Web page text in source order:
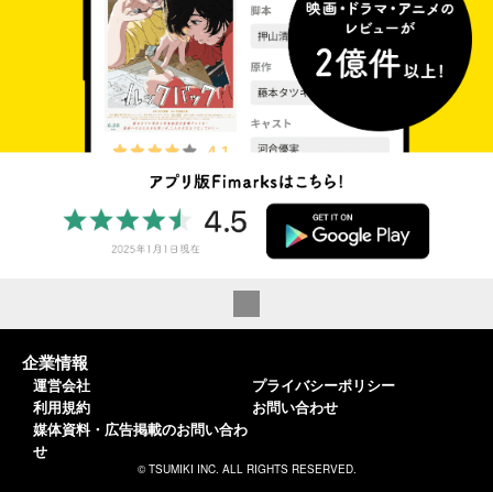
企業情報
運営会社
利用規約
媒体資料・広告掲載のお問い合わ
せ
プライバシーポリシー
お問い合わせ
© TSUMIKI INC. ALL RIGHTS RESERVED.